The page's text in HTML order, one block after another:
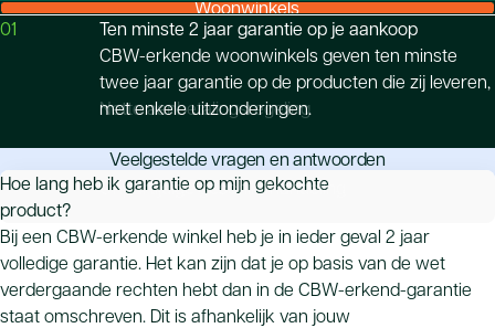
Woonwinkels
01
Ten minste 2 jaar garantie op je aankoop
Nette aanbetalingsregeling
Onpartijdige geschilafhandeling
CBW-erkende woonwinkels geven ten minste
twee jaar garantie op de producten die zij leveren,
met enkele uitzonderingen.
Veelgestelde vragen en antwoorden
Hoe lang heb ik garantie op mijn gekochte
product?
Bij een CBW-erkende winkel heb je in ieder geval 2 jaar
volledige garantie. Het kan zijn dat je op basis van de wet
verdergaande rechten hebt dan in de CBW-erkend-garantie
staat omschreven. Dit is afhankelijk van jouw